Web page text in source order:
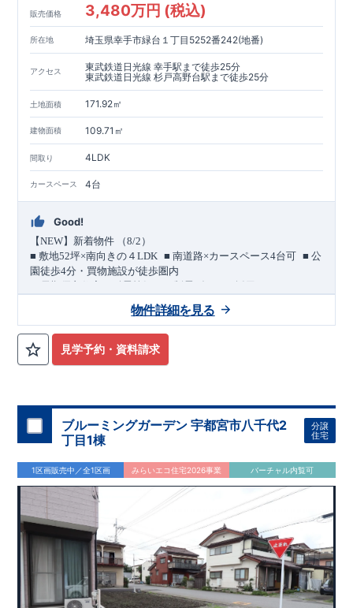
完成イメージ・建物仕様について
ご説明が可能です。
まずはお気軽にお問い合わせください。
TEL：0120-44-1081
（ 18:30／火水曜休み）
販売価格 3,480万円 (税込)
所在地 埼玉県幸手市緑台１丁目5252番242(地番)
アクセス
東武鉄道日光線 幸手駅まで徒歩25分
東武鉄道日光線 杉戸高野台駅まで徒歩25分
土地面積 171.92㎡
建物面積 109.71㎡
間取り 4LDK
カースペース 4台
Good!
【NEW】新着物件 （8/2 ）
■敷地52坪×南向きの４LDK ​ ​■南道路×カースペース4台可 ​ ​■公
園徒歩4分・買物施設が徒歩圏内
台分を配置した、ゆとりある計画です。
へアクセスしやすい立地です。
国道４号や圏央道（幸手
）にもアクセスしやすく、
​■買物施設が徒歩圏内 セブンイレブン 徒歩6分 サンドラッ
グ 徒歩9分 ヨークフーズ 徒歩9 分 ほか
■ 南面に広がる明るいLDK空間
■ リビング続きの洋風フチなし畳の和室
部屋にも対応できる 可変型主寝室
階廊下から出入りできる
住宅設備のポイント
太陽光発電 標準搭載 自家消費分は月額サービス料０円。※サー
ビス期間（
10 年間）中の売電収入は事業者に帰属しますが、 契
約満了後は売電収入を含めお客様に帰属します。
ホテルライクなデザインと実用性を兼ね備えた洗面スペース （オ
見学予約・資料請求
物件詳細を見る
ブルーミングガーデン 宇都宮市八千代2
丁目1棟
分譲
住宅
1区画販売中／全1区画 みらいエコ住宅2026事業 バーチャル内覧可